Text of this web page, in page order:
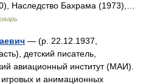
Наследство Бахрама (1973),…
— (р. 22.12.1937,
детский писатель,
авиационный институт (МАИ).
игровых и анимационных